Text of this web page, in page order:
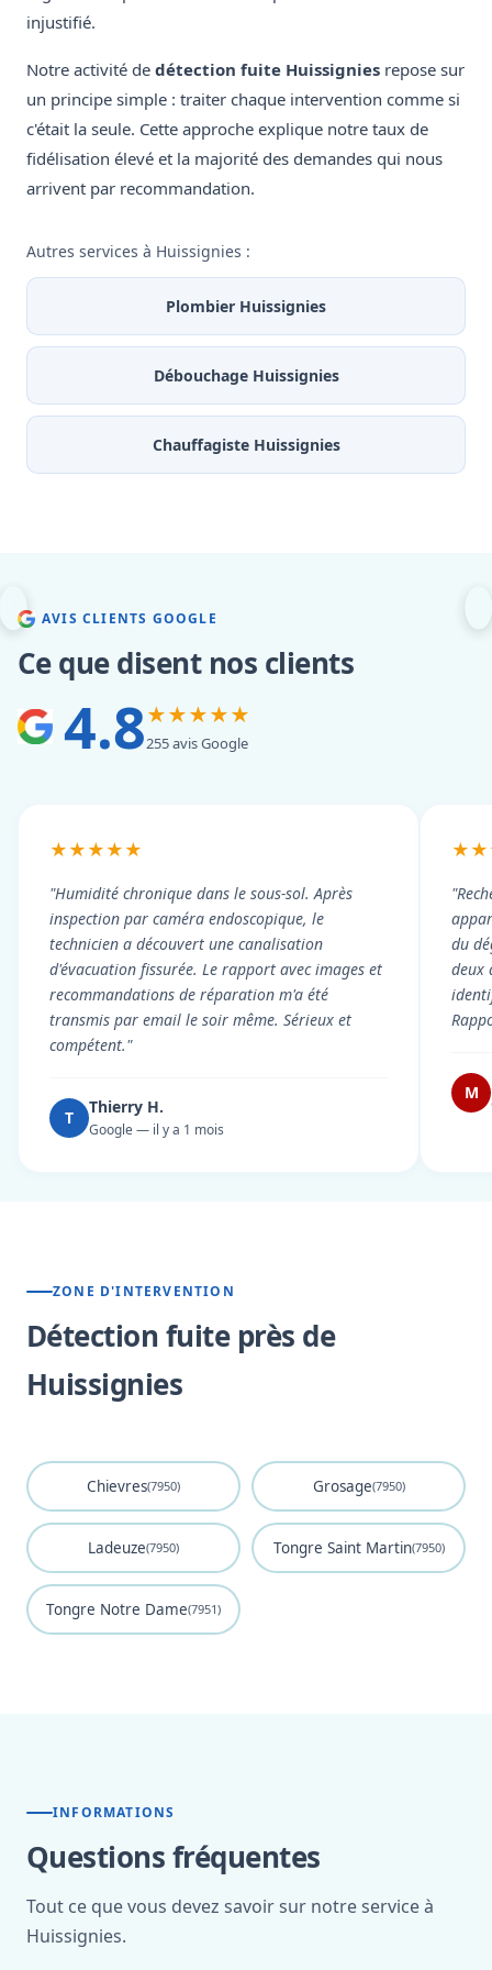
injustifié.
Notre activité de détection fuite Huissignies repose sur
un principe simple : traiter chaque intervention comme si
c'était la seule. Cette approche explique notre taux de
fidélisation élevé et la majorité des demandes qui nous
arrivent par recommandation.
Autres services à Huissignies :
Plombier Huissignies
Débouchage Huissignies
Chauffagiste Huissignies
AVIS CLIENTS GOOGLE
Ce que disent nos clients
4.8★★★★★
255 avis Google
★★★★★
"Humidité chronique dans le sous-sol. Après
inspection par caméra endoscopique, le
technicien a découvert une canalisation
d'évacuation fissurée. Le rapport avec images et
recommandations de réparation m'a été
transmis par email le soir même. Sérieux et
compétent."
T
Thierry H.
Google — il y a 1 mois
du
deux
M
ZONE D'INTERVENTION
Détection fuite près de
Huissignies
Chievres(7950) Grosage(7950)
Ladeuze(7950) Tongre Saint Martin(7950)
Tongre Notre Dame(7951)
INFORMATIONS
Questions fréquentes
Tout ce que vous devez savoir sur notre service à
Huissignies.